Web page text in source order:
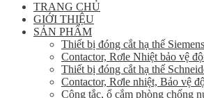
TRANG CHỦ
GIỚI THIỆU
SẢN PHẨM
Thiết bị đóng cắt hạ thế Siemens
Contactor, Rơle Nhiệt bảo vệ
Thiết bị đóng cắt hạ thế
Contactor, Rơle nhiệt, Bảo vệ
Công tắc, ổ cắm phòng chống